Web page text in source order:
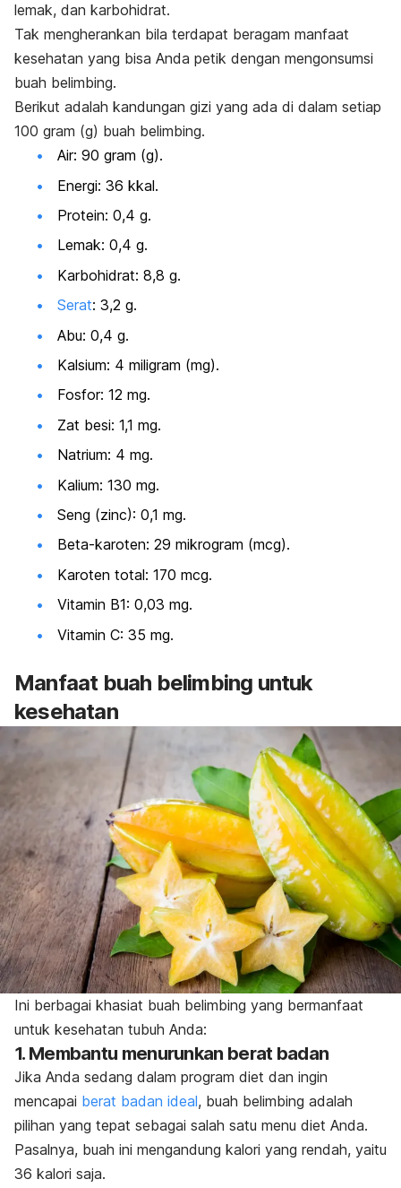
lemak, dan karbohidrat.
Tak mengherankan bila terdapat beragam manfaat
kesehatan yang bisa Anda petik dengan mengonsumsi
buah belimbing.
Berikut adalah kandungan gizi yang ada di dalam setiap
100 gram (g) buah belimbing.
Air: 90 gram (g).
Energi: 36 kkal.
Protein: 0,4 g.
Lemak: 0,4 g.
Karbohidrat: 8,8 g.
Serat: 3,2 g.
Abu: 0,4 g.
Kalsium: 4 miligram (mg).
Fosfor: 12 mg.
Zat besi: 1,1 mg.
Natrium: 4 mg.
Kalium: 130 mg.
Seng (zinc): 0,1 mg.
Beta-karoten: 29 mikrogram (mcg).
Karoten total: 170 mcg.
Vitamin B1: 0,03 mg.
Vitamin C: 35 mg.
Manfaat buah belimbing untuk
kesehatan
Ini berbagai khasiat buah belimbing yang bermanfaat
untuk kesehatan tubuh Anda:
1. Membantu menurunkan berat badan
Jika Anda sedang dalam program diet dan ingin
mencapai berat badan ideal, buah belimbing adalah
pilihan yang tepat sebagai salah satu menu diet Anda.
Pasalnya, buah ini mengandung kalori yang rendah, yaitu
36 kalori saja.